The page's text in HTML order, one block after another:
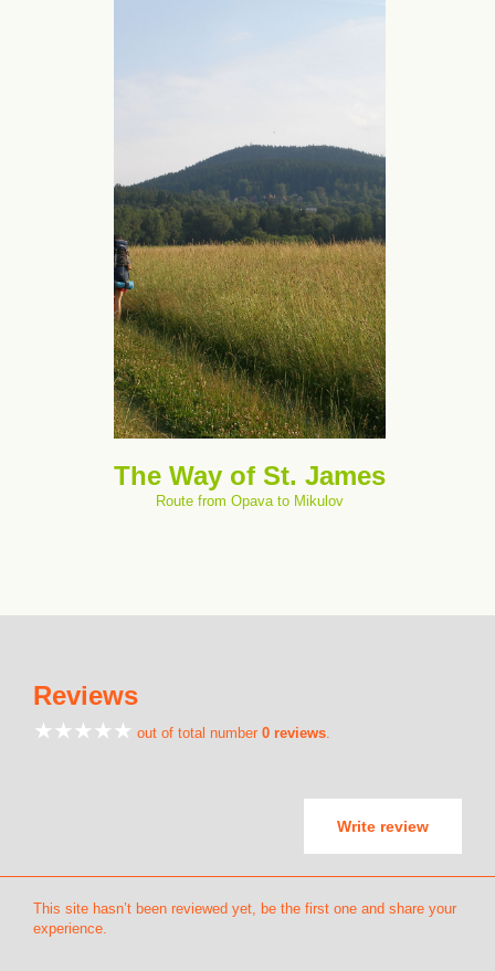
The Way of St. James
Route from Opava to Mikulov
Reviews
out of total number 0 reviews.
Write review
This site hasn’t been reviewed yet, be the first one and share your
experience.